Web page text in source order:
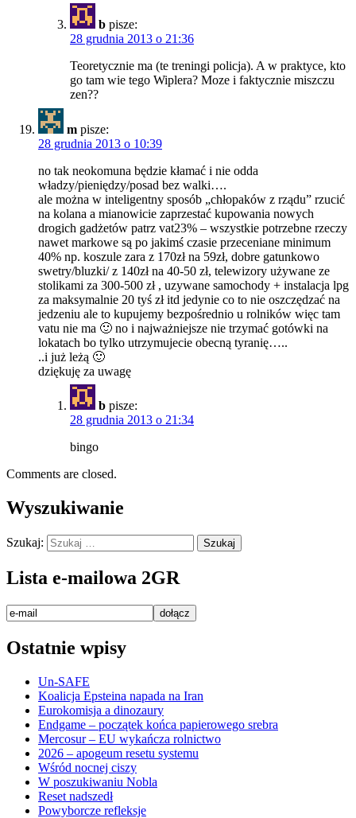
b pisze:
28 grudnia 2013 o 21:36
Teoretycznie ma (te treningi policja). A w praktyce, kto
go tam wie tego Wiplera? Moze i faktycznie miszczu
zen??
m pisze:
28 grudnia 2013 o 10:39
no tak neokomuna będzie kłamać i nie odda
władzy/pieniędzy/posad bez walki….
ale można w inteligentny sposób „chłopaków z rządu” rzucić
na kolana a mianowicie zaprzestać kupowania nowych
drogich gadżetów patrz vat23% – wszystkie potrzebne rzeczy
nawet markowe są po jakimś czasie przeceniane minimum
40% np. koszule zara z 170zł na 59zł, dobre gatunkowo
swetry/bluzki/ z 140zł na 40-50 zł, telewizory używane ze
stolikami za 300-500 zł , uzywane samochody + instalacja lpg
za maksymalnie 20 tyś zł itd jedynie co to nie oszczędzać na
jedzeniu ale to kupujemy bezpośrednio u rolników więc tam
vatu nie ma 🙂 no i najważniejsze nie trzymać gotówki na
lokatach bo tylko utrzymujecie obecną tyranię…..
..i już leżą 🙂
dziękuję za uwagę
b pisze:
28 grudnia 2013 o 21:34
bingo
Comments are closed.
Wyszukiwanie
Szukaj:
Lista e-mailowa 2GR
Ostatnie wpisy
Un-SAFE
Koalicja Epsteina napada na Iran
Eurokomisja a dinozaury
Endgame – początek końca papierowego srebra
Mercosur – EU wykańcza rolnictwo
2026 – apogeum resetu systemu
Wśród nocnej ciszy
W poszukiwaniu Nobla
Reset nadszedł
Powyborcze refleksje